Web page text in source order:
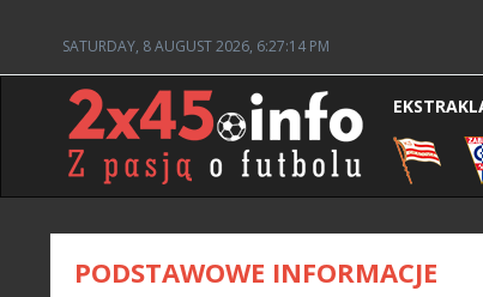
SATURDAY, 8 AUGUST 2026, 6:27:14 PM
PODSTAWOWE INFORMACJE